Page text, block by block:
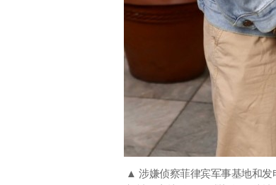
▲ 涉嫌侦察菲律宾军事基地和发